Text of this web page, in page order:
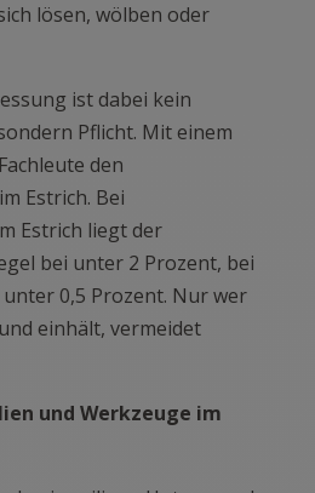
lösen, wölben oder
ist dabei kein
Pflicht. Mit einem
den
Estrich. Bei
Estrich liegt der
bei unter 2 Prozent, bei
0,5 Prozent. Nur wer
einhält, vermeidet
und Werkzeuge im